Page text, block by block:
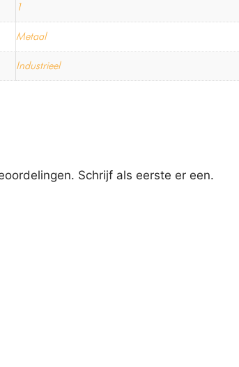
1
Metaal
Industrieel
Schrijf als eerste er een.